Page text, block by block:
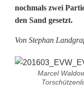
i
n
nochmals zwei
den Sand gesetzt.
Von Stephan
Marcel